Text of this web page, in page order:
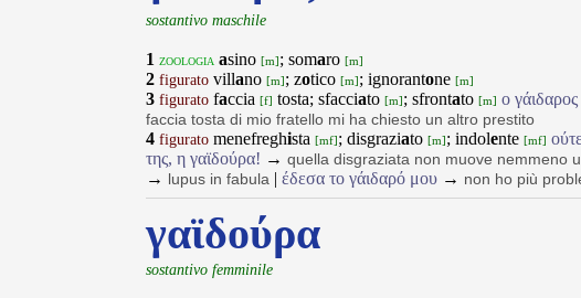
sostantivo maschile
1 zoologia asino [m]; somaro [m]
2 figurato villano [m]; zotico [m]; ignorantone [m]
3 figurato faccia [f] tosta; sfacciato [m]; sfrontato [m] ο
faccia tosta di mio fratello mi ha chiesto un altro prestito
4 figurato menefreghista [mf]; disgraziato [m]; indolente [mf]
της, η γαϊδούρα! → quella disgraziata non muove nemmeno
→ lupus in fabula | έδεσα το γάιδαρό μου → non ho più
γαϊδούρα
sostantivo femminile